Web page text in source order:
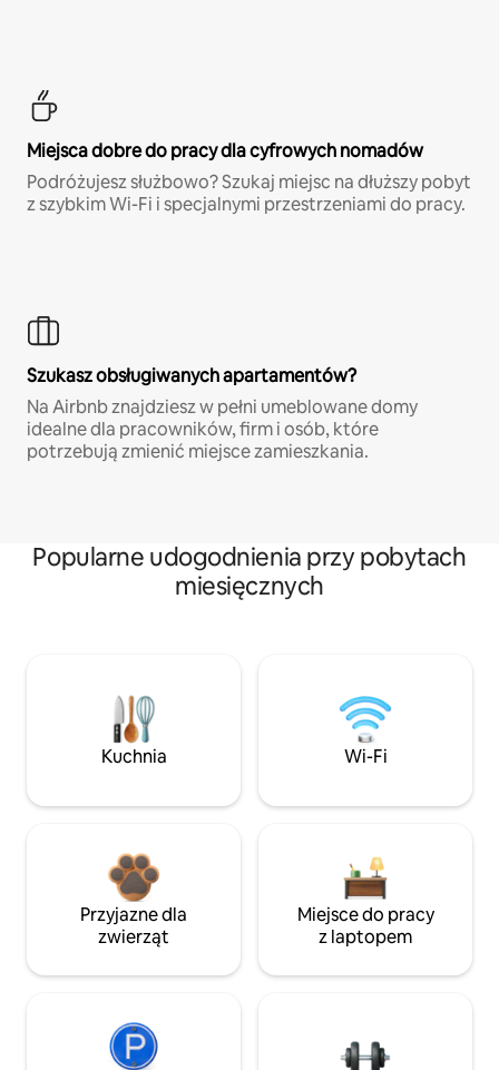
Miejsca dobre do pracy dla cyfrowych nomadów
Podróżujesz służbowo? Szukaj miejsc na dłuższy pobyt
z szybkim Wi-Fi i specjalnymi przestrzeniami do pracy.
Szukasz obsługiwanych apartamentów?
Na Airbnb znajdziesz w pełni umeblowane domy
idealne dla pracowników, firm i osób, które
potrzebują zmienić miejsce zamieszkania.
Popularne udogodnienia przy pobytach
miesięcznych
Kuchnia Wi-Fi
Przyjazne dla
zwierząt
Miejsce do pracy
z laptopem